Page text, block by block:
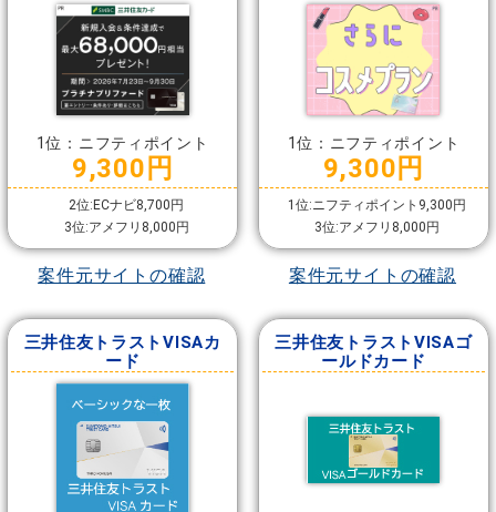
1位：ニフティポイント
9,300円
2位:ECナビ8,700円
3位:アメフリ8,000円
案件元サイトの確認
1位：ニフティポイント
9,300円
1位:ニフティポイント9,300円
3位:アメフリ8,000円
案件元サイトの確認
三井住友トラストVISAカ
ード
三井住友トラストVISAゴ
ールドカード